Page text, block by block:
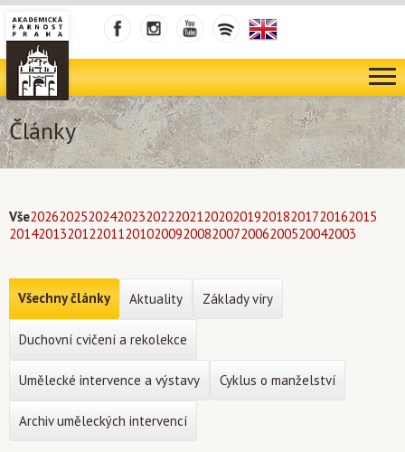
Články
Vše202620252024202320222021202020192018201720162015
201420132012201120102009200820072006200520042003
Všechny články Aktuality Základy víry
Duchovní cvičení a rekolekce
Umělecké intervence a výstavy Cyklus o manželství
Archiv uměleckých intervencí